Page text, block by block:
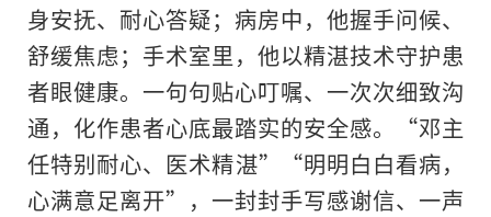
身安抚、耐心答疑；病房中，他握手问候、
舒缓焦虑；手术室里，他以精湛技术守护患
者眼健康。一句句贴心叮嘱、一次次细致沟
通，化作患者心底最踏实的安全感。“邓主
任特别耐心、医术精湛”“明明白白看病，
心满意足离开”，一封封手写感谢信、一声